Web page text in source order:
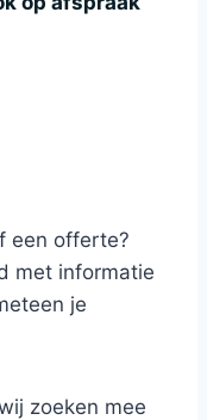
een offerte?
met informatie
je
zoeken mee